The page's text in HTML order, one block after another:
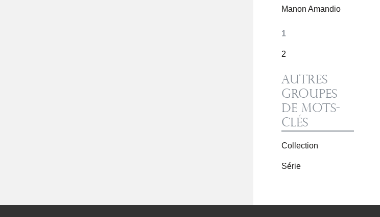
Manon Amandio
1
2
Autres
groupes
de mots-
clés
Collection
Série